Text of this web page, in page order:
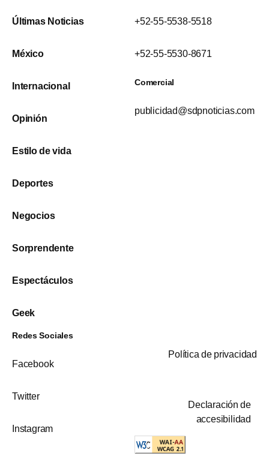
Últimas Noticias
México
Internacional
Opinión
Estilo de vida
Deportes
Negocios
Sorprendente
Espectáculos
Geek
+52-55-5538-5518
+52-55-5530-8671
Comercial
publicidad@sdpnoticias.com
Redes Sociales
Facebook
Twitter
Instagram
Política de privacidad
Declaración de
accesibilidad